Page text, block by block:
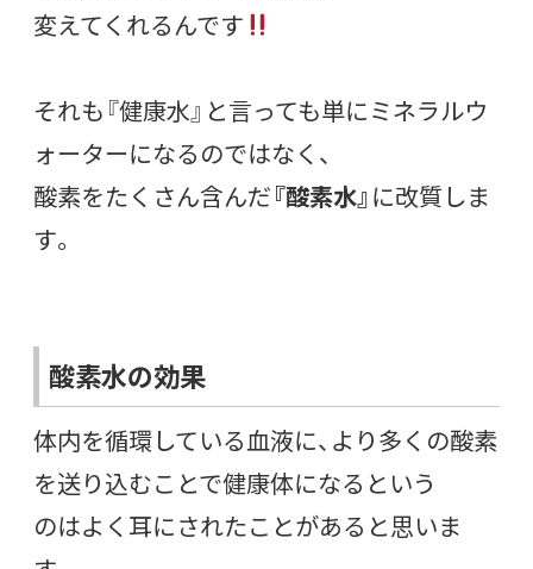
変えてくれるんです
それも『健康水』と言っても単にミネラルウ
ォーターになるのではなく、
酸素をたくさん含んだ『酸素水』 に改質しま
す。
酸素水の効果
体内を循環している血液に、より多くの酸素
を送り込むことで健康体になるという
のはよく耳にされたことがあると思いま